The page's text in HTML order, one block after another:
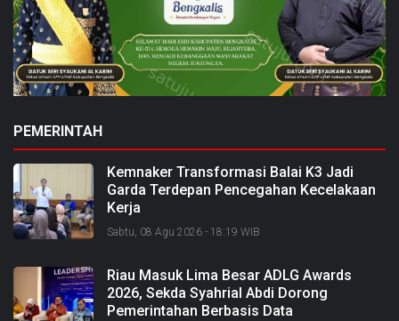
PEMERINTAH
Kemnaker Transformasi Balai K3 Jadi
Garda Terdepan Pencegahan Kecelakaan
Kerja
Sabtu, 08 Agu 2026 - 18:19 WIB
Riau Masuk Lima Besar ADLG Awards
2026, Sekda Syahrial Abdi Dorong
Pemerintahan Berbasis Data